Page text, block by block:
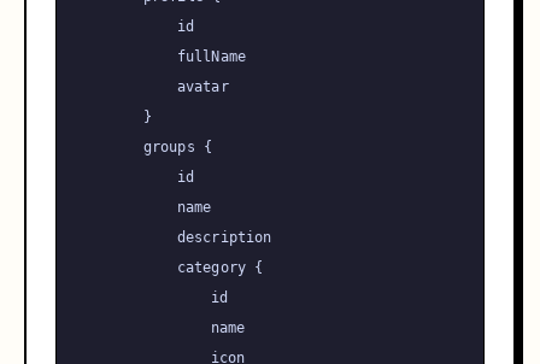
}
		groups
{
			category
{